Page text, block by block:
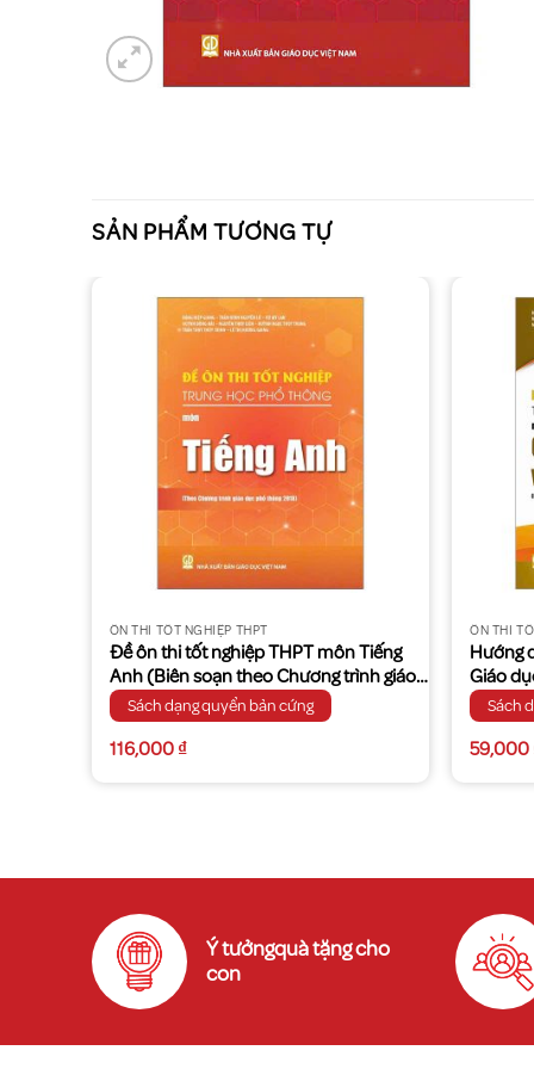
SẢN PHẨM TƯƠNG TỰ
ÔN THI TỐT NGHIỆP THPT
Đề ôn thi tốt nghiệp THPT môn Tiếng
Anh (Biên soạn theo Chương trình giáo
dục phổ thông 2018)
Sách dạng quyển bản cứng
116,000₫
ÔN THI
Hướng
Giáo
theo
2018)
Sách
59,000
Ý tưởngquà tặng cho
con